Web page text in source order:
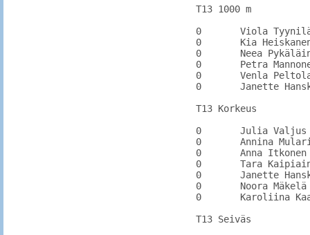
T13 1000 m
0	Viola Tyynilä	KarhU
0	Kia Heiskanen	PyhtYr	3:17.65	3:17.65
0	Neea Pykäläinen	KarhU
0	Petra Mannonen	KarhU
0	Venla Peltola	LUM	3:33.07	3:33.07
0	Janette Hanski	KarhU
T13 Korkeus
0	Julia Valjus	KarhU		1.00
0	Annina Mulari	KarhKa		1.30
0	Anna Itkonen	KarhU		0.95
0	Tara Kaipiainen	PyhtYr		1.35
0	Janette Hanski	KarhU		1.15
0	Noora Mäkelä	AnjLi		1.32
0	Karoliina Kaartti	OrimJy
T13 Seiväs